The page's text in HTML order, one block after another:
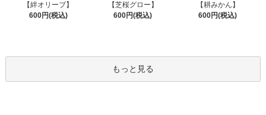
【絆オリーブ】
600円(税込)
【芝桜グロー】
600円(税込)
【耕みかん】
600円(税込)
もっと見る